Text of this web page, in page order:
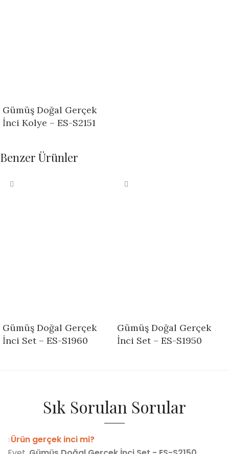
Gümüş Doğal Gerçek
İnci Kolye – ES-S2151
Benzer Ürünler
Gümüş Doğal Gerçek
İnci Set – ES-S1960
Gümüş Doğal Gerçek
İnci Set – ES-S1950
Sık Sorulan Sorular
Ürün gerçek inci mi?